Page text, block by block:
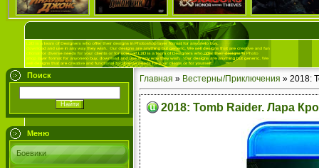
Поиск
Меню
Боевики
Главная » Вестерны/Приключения » 2018:
2018: Tomb Raider. Лара